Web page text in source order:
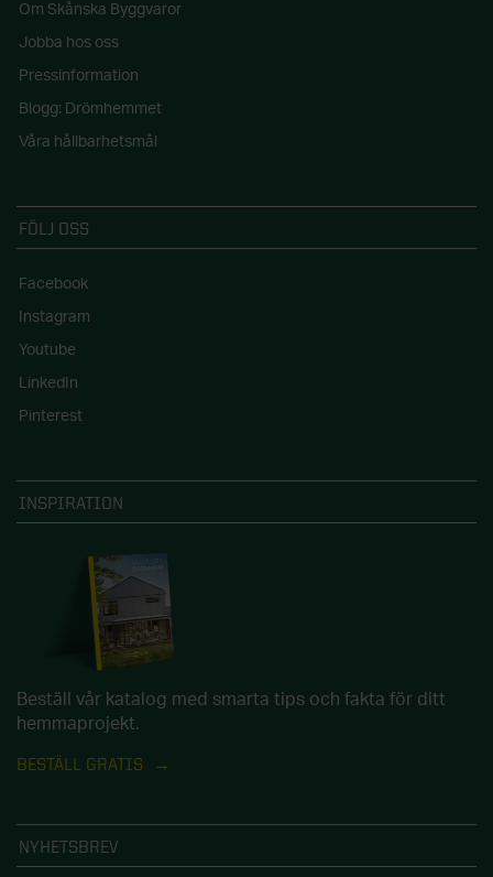
Om Skånska Byggvaror
Jobba hos oss
Pressinformation
Blogg: Drömhemmet
Våra hållbarhetsmål
FÖLJ OSS
Facebook
Instagram
Youtube
LinkedIn
Pinterest
INSPIRATION
Beställ vår katalog med smarta tips och fakta för ditt
hemmaprojekt.
BESTÄLL GRATIS
NYHETSBREV